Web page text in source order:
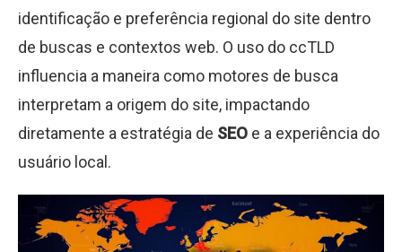
identificação e preferência regional do site dentro
de buscas e contextos web. O uso do ccTLD
influencia a maneira como motores de busca
interpretam a origem do site, impactando
diretamente a estratégia de SEO e a experiência do
usuário local.